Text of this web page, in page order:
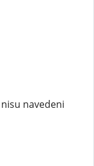
navedeni